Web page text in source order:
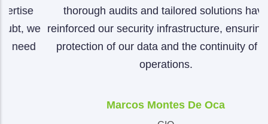
thorough audits and tailored solutions have
reinforced our security infrastructure, ensuring the
protection of our data and the continuity of our
operations.
Marcos Montes De Oca